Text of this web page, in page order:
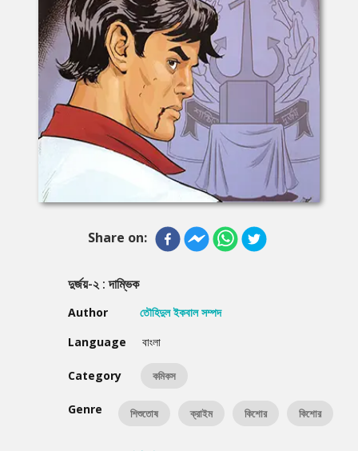
Share on:
দুর্জয়-২ : দাম্ভিক
Author
তৌহিদুল ইকবাল সম্পদ
Language
বাংলা
Category কমিকস
Genre শিশুতোষ ক্রাইম কিশোর কিশোর